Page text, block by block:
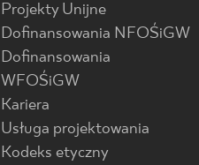
Projekty Unijne
Dofinansowania NFOŚiGW
Dofinansowania
WFOŚiGW
Kariera
Usługa projektowania
Kodeks etyczny